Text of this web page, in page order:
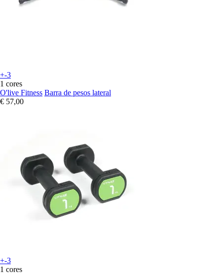
+-3
1 cores
O'live Fitness Barra de pesos lateral
€ 57,00
+-3
1 cores